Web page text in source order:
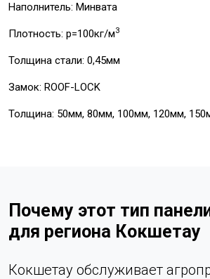
Наполнитель: Минвата
Плотность: p=100кг/м3
Толщина стали: 0,45мм
Замок: ROOF-LOCK
Толщина: 50мм, 80мм, 100мм, 120мм,
Почему этот тип
для региона Кокшетау
Кокшетау обслуживает